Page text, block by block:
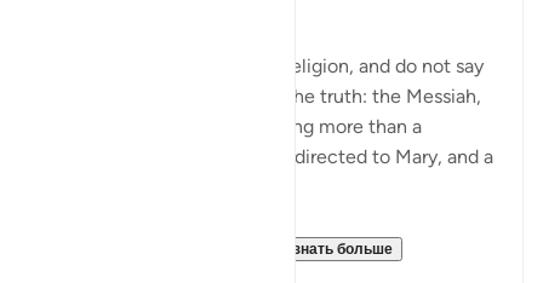
Do not go to excess in your religion, and do not say
anything about God except the truth: the Messiah,
Jesus son of Mary, was nothing more than a
messenger of God, His word directed to Mary, and a
Узнать больше